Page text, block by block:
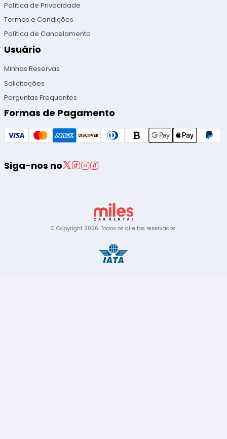
Política de Privacidade
Termos e Condições
Política de Cancelamento
Usuário
Minhas Reservas
Solicitações
Perguntas Frequentes
Formas de Pagamento
Siga-nos no
© Copyright 2026. Todos os direitos reservados.